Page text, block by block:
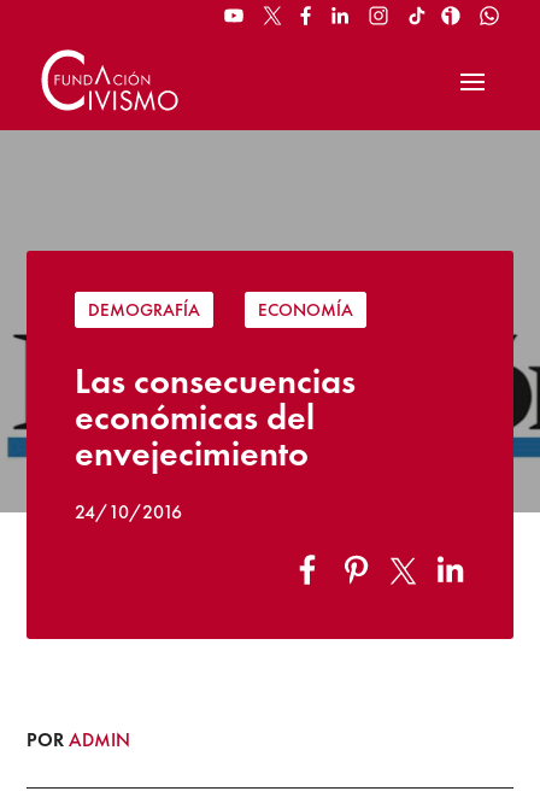
DEMOGRAFÍA ECONOMÍA
Las consecuencias
económicas del
envejecimiento
24/10/2016
PORADMIN